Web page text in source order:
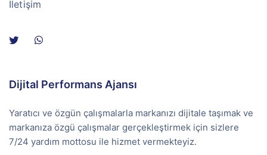
İletişim
Dijital Performans Ajansı
Yaratıcı ve özgün çalışmalarla markanızı dijitale taşımak ve
markanıza özgü çalışmalar gerçekleştirmek için sizlere
7/24 yardım mottosu ile hizmet vermekteyiz.